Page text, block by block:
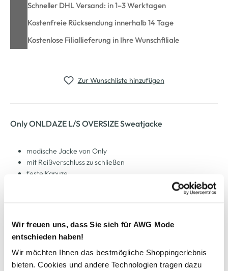
Wir freuen uns, dass Sie sich für AWG Mode
entschieden haben!
Wir möchten Ihnen das bestmögliche Shoppingerlebnis
bieten. Cookies und andere Technologien tragen dazu
Schneller DHL Versand: in 1–3 Werktagen
Kostenfreie Rücksendung innerhalb 14 Tage
Kostenlose Filiallieferung in Ihre Wunschfiliale
Zur Wunschliste hinzufügen
Only ONLDAZE L/S OVERSIZE Sweatjacke
modische Jacke von Only
mit Reißverschluss zu schließen
feste Kapuze
Artikelnummer: 15335854
AWG Artikelnummer